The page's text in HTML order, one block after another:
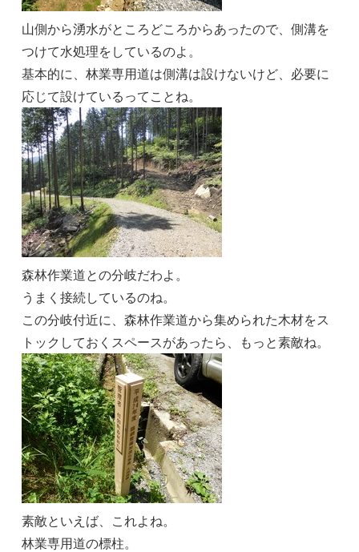
山側から湧水がところどころからあったので、側溝を
つけて水処理をしているのよ。
基本的に、林業専用道は側溝は設けないけど、必要に
応じて設けているってことね。
森林作業道との分岐だわよ。
うまく接続しているのね。
この分岐付近に、森林作業道から集められた木材をス
トックしておくスペースがあったら、もっと素敵ね。
素敵といえば、これよね。
林業専用道の標柱。